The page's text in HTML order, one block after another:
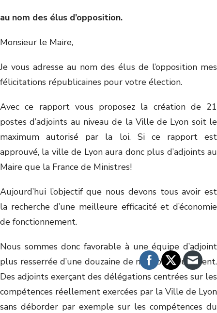
au nom des élus d’opposition.
Monsieur le Maire,
Je vous adresse au nom des élus de l’opposition mes
félicitations républicaines pour votre élection.
Avec ce rapport vous proposez la création de 21
postes d’adjoints au niveau de la Ville de Lyon soit le
maximum autorisé par la loi. Si ce rapport est
approuvé, la ville de Lyon aura donc plus d’adjoints au
Maire que la France de Ministres!
Aujourd’hui l’objectif que nous devons tous avoir est
la recherche d’une meilleure efficacité et d’économie
de fonctionnement.
Nous sommes donc favorable à une équipe d’adjoint
plus resserrée d’une douzaine de membre seulement.
Des adjoints exerçant des délégations centrées sur les
compétences réellement exercées par la Ville de Lyon
sans déborder par exemple sur les compétences du